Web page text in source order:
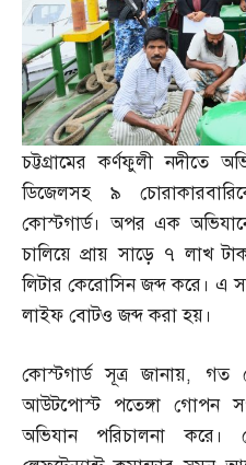
চট্টগ্রামের কর্ণফুলী নদীতে
ডিজেলসহ ৯
কোস্টগার্ড। অপর এক
চালিয়ে প্রায় সাড়ে ৭ লাখ
লিটার কেরোসিন জব্দ করে। এ
লাইফ বোটও জব্দ করা হয়।
কোস্টগার্ড সূত্র জানায়, গত
আউটপোস্ট পতেঙ্গা গোপন
অভিযান পরিচালনা করে।